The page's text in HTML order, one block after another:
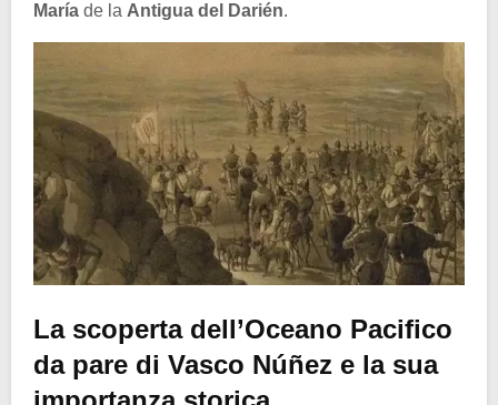
María de la Antigua del Darién.
La scoperta dell’Oceano Pacifico
da pare di Vasco Núñez e la sua